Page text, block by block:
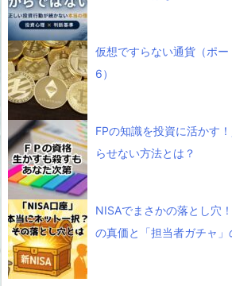
仮想ですらない通貨（ポ
6）
FPの知識を投資に活かす
らせない方法とは？
NISAでまさかの落とし穴
の真価と「担当者ガチャ